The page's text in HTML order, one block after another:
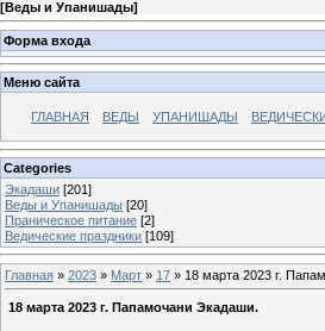
[Веды и Упанишады]
Форма входа
Меню сайта
ГЛАВНАЯ ВЕДЫ УПАНИШАДЫ
Categories
Экадаши [201]
Веды и Упанишады [20]
Праническое питание [2]
Ведические праздники [109]
Главная » 2023 » Март » 17 » 18 марта 2023 г.
18 марта 2023 г. Папамочани Экадаши.